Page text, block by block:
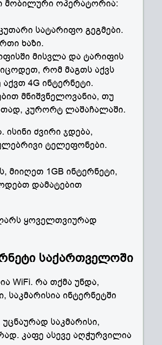
მობილური ოპერატორია:
სატარიფო გეგმები.
ხაზი.
მისვლა და ტარიფის
რომ მაგთს აქვს
აქვთ 4G ინტერნეტი.
მნიშვნელოვანია, თუ
კურორტ ლაშაჩალაში.
ძვირი ჯდება,
ტელეფონები.
მიიღეთ 1GB ინტერნეტი,
დამატებით
ყოველთვიურად
საქართველოში
WiFi. რა თქმა უნდა,
ინტერნეტში
საკმარისი,
კაფე ასევე აღჭურვილია